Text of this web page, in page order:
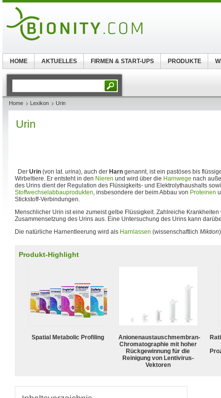
Home Lexikon Urin
Urin
Der Urin (von lat. urina), auch der Harn genannt, ist ein pastöses bis
Wirbeltiere. Er entsteht in den Nieren und wird über die Harnwege nach
des Urins dient der Regulation des Flüssigkeits- und Elektrolythaushalts
Stoffwechselabbauprodukten, insbesondere der beim Abbau von Proteinen
Stickstoff-Verbindungen.
Menschlicher Urin ist eine zumeist gelbe Flüssigkeit. Zahlreiche
Zusammensetzung des Urins aus. Eine Untersuchung des Urins kann
Die natürliche Harnentleerung wird als Harnlassen (wissenschaftlich Miktion
Produkt-Highlight
Spatial Metabolic Profiling
Anionenaustauschmembran-
Chromatographie mit hoher
Rückgewinnung für die
Reinigung von Lentivirus-
Vektoren
HOME AKTUELLES FIRMEN & START-UPS PRODUKTE